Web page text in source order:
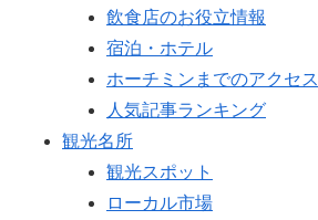
飲食店のお役立情報
宿泊・ホテル
ホーチミンまでのアクセス
人気記事ランキング
観光名所
観光スポット
ローカル市場